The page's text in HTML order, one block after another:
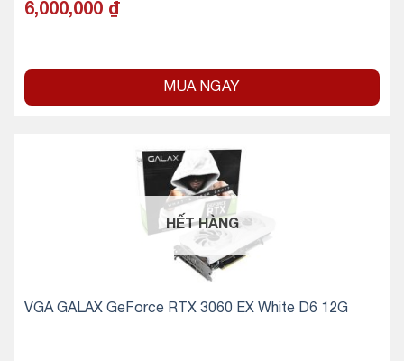
6,000,000 ₫
MUA NGAY
HẾT HÀNG
VGA GALAX GeForce RTX 3060 EX White D6 12G